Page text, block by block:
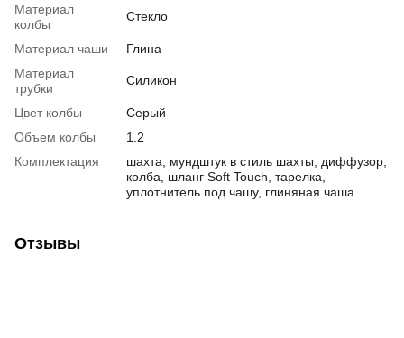
Материал
колбы
Стекло
Материал чаши
Глина
Материал
трубки
Силикон
Цвет колбы
Серый
Объем колбы
1.2
Комплектация
шахта, мундштук в стиль шахты, диффузор,
колба, шланг Soft Touch, тарелка,
уплотнитель под чашу, глиняная чаша
Отзывы